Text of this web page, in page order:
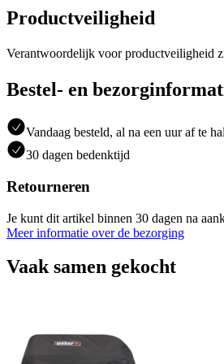
Productveiligheid
Verantwoordelijk voor productveiligheid
Bestel- en
Vandaag besteld, al na een uur af te
30 dagen bedenktijd
Retourneren
Je kunt dit artikel binnen 30 dagen na
Meer informatie over de bezorging
Vaak samen gekocht